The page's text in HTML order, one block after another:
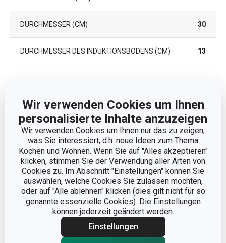
Wir verwenden Cookies um Ihnen
personalisierte Inhalte anzuzeigen
Wir verwenden Cookies um Ihnen nur das zu zeigen,
was Sie interessiert, d.h. neue Ideen zum Thema
Kochen und Wohnen. Wenn Sie auf "Alles akzeptieren"
klicken, stimmen Sie der Verwendung aller Arten von
Cookies zu. Im Abschnitt "Einstellungen" können Sie
auswählen, welche Cookies Sie zulassen möchten,
oder auf "Alle ablehnen" klicken (dies gilt nicht für so
genannte essenzielle Cookies). Die Einstellungen
können jederzeit geändert werden.
Einstellungen
DURCHMESSER (CM) 30
DURCHMESSER DES INDUKTIONSBODENS (CM) 13
DECKEL Nein
KATEGORIE Bratpfannen
MATERIAL
Kunststoff, Edelstahl,
Antihaftbeschichtung
PRODUKTART Wok
PRODUKTLINIE